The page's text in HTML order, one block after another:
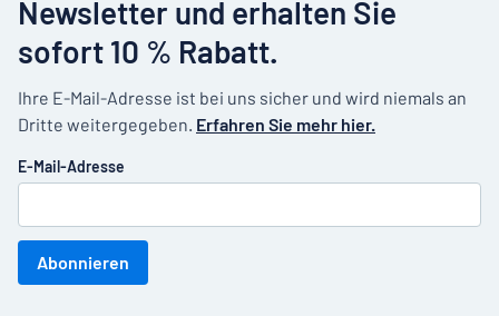
Newsletter und erhalten Sie
sofort 10 % Rabatt.
Ihre E-Mail-Adresse ist bei uns sicher und wird niemals an
Dritte weitergegeben. Erfahren Sie mehr hier.
E-Mail-Adresse
Abonnieren